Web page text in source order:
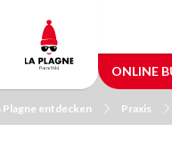
main
content
ONLINE
Plagne entdecken Praxis